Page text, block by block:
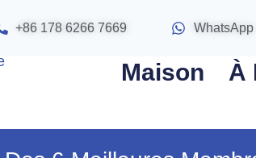
+86 178 6266 7669 WhatsApp
Maison À